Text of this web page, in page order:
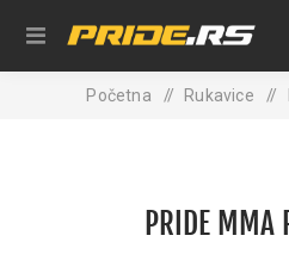
Početna / Rukavice /
PRIDE MMA